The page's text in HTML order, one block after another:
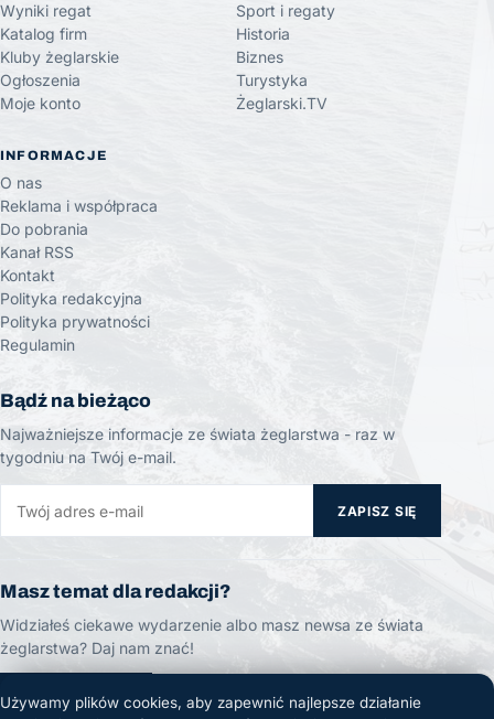
Wyniki regat
Katalog firm
Kluby żeglarskie
Ogłoszenia
Moje konto
Sport i regaty
Historia
Biznes
Turystyka
Żeglarski.TV
INFORMACJE
O nas
Reklama i współpraca
Do pobrania
Kanał RSS
Kontakt
Polityka redakcyjna
Polityka prywatności
Regulamin
Bądź na bieżąco
Najważniejsze informacje ze świata żeglarstwa - raz w
tygodniu na Twój e-mail.
ZAPISZ SIĘ
Masz temat dla redakcji?
Widziałeś ciekawe wydarzenie albo masz newsa ze świata
żeglarstwa? Daj nam znać!
ZGŁOŚ TEMAT
Używamy plików cookies, aby zapewnić najlepsze działanie